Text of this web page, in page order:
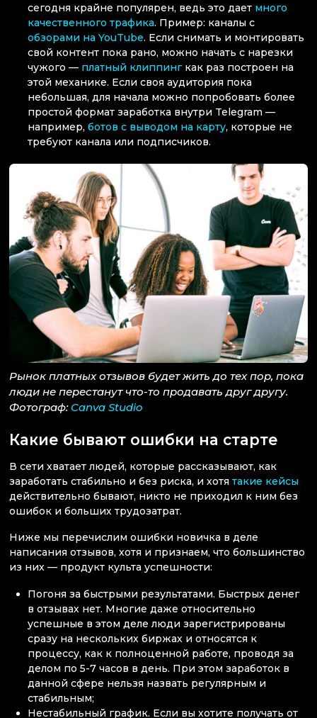
сегодня крайне популярен, ведь это дает много
качественного трафика. Пример: каналы с
обзорами на YouTube. Если снимать и монтировать
свой контент пока рано, можно начать с нарезки
чужого — платный клиппингкак раз построен на
этой механике. Если своя аудитория пока
небольшая, для начала можно попробовать более
простой формат заработка внутри Telegram —
например,ботов с выводом на карту, которые не
требуют канала или подписчиков.
Рынок платных отзывов будет жить до тех пор, пока
люди не перестанут что-то продавать друг другу.
Фотограф: Canva Studio
Какие бывают ошибки на старте
В сети хватает людей, которые рассказывают, как
заработать стабильно и без риска, и хотя такие кейсы
действительно бывают, никто не приходил к ним без
ошибок и больших трудозатрат.
Ниже мы перечислим ошибки новичка в деле
написания отзывов, хотя и признаем, что большинство
из них — продукт культа успешности:
Погоня за быстрыми результатами. Быстрых денег
в отзывах нет. Многие даже относительно
успешные в этом деле люди зарегистрированы
сразу на нескольких биржах и относятся к
процессу, как к полноценной работе, проводя за
делом по 5-7 часов в день. При этом заработок в
данной сфере нельзя назвать регулярным и
стабильным;
Нестабильный график. Если вы хотите получать от